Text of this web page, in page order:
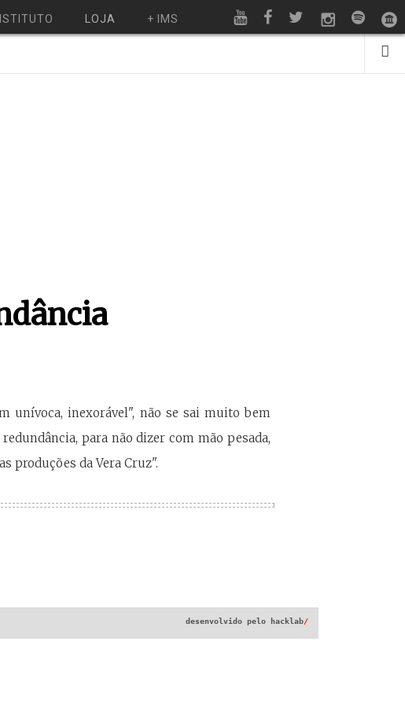
LOJA + IMS
unívoca, inexorável", não se sai muito bem
para não dizer com mão pesada,
produções da Vera Cruz".
desenvolvido pelo hacklab/